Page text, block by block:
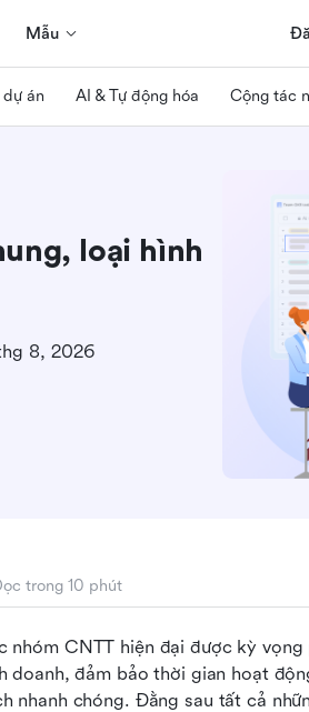
Mẫu
án AI & Tự động hóa Cộng tác
loại hình
8, 2026
trong 10 phút
nhóm CNTT hiện đại được kỳ
doanh, đảm bảo thời gian hoạt
nhanh chóng. Đằng sau tất cả